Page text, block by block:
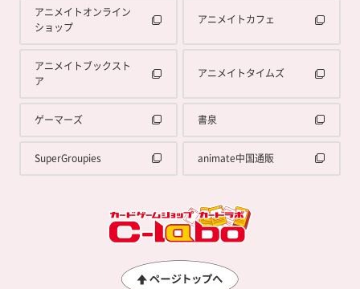
アニメイトオンライン
ショップ
アニメイトカフェ
アニメイトブックスト
ア
アニメイトタイムズ
ゲーマーズ 書泉
SuperGroupies animate中国通販